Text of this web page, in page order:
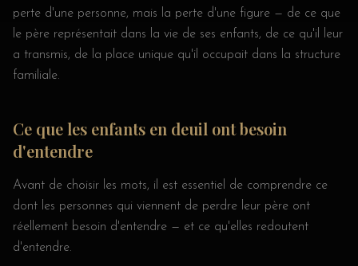
perte d'une personne, mais la perte d'une figure — de ce que
le père représentait dans la vie de ses enfants, de ce qu'il leur
a transmis, de la place unique qu'il occupait dans la structure
familiale.
Ce que les enfants en deuil ont besoin
d'entendre
Avant de choisir les mots, il est essentiel de comprendre ce
dont les personnes qui viennent de perdre leur père ont
réellement besoin d'entendre — et ce qu'elles redoutent
d'entendre.